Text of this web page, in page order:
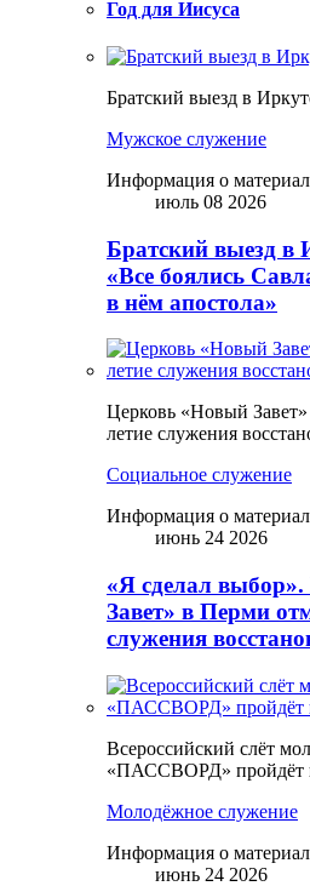
Год для Иисуса
Братский выезд в
Мужское служение
Информация о
июль 08 2026
Братский выезд в
«Все боялись
в нём апостола»
Церковь «Новый
летие служения
Социальное служение
Информация о
июнь 24 2026
«Я сделал
Завет» в Перми
служения
Всероссийский слёт
«ПАССВОРД» пройдёт
Молодёжное служение
Информация о
июнь 24 2026